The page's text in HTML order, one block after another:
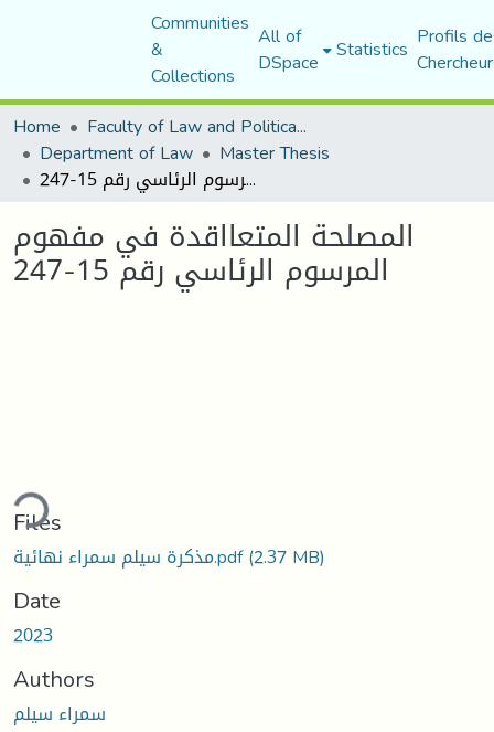
Communities
&
Collections
All of
DSpace Statistics Profils
Home
Faculty of Law and Political Science
Department of Law Master Thesis
المصلحة المتعااقدة في مفهوم المرسوم الرئاسي رقم 15-247
المصلحة المتعااقدة في مفهوم
المرسوم الرئاسي رقم 15-247
Files
مذكرة سيلم سمراء نهائية.pdf(2.37 MB)
Date
2023
Authors
سمراء سيلم